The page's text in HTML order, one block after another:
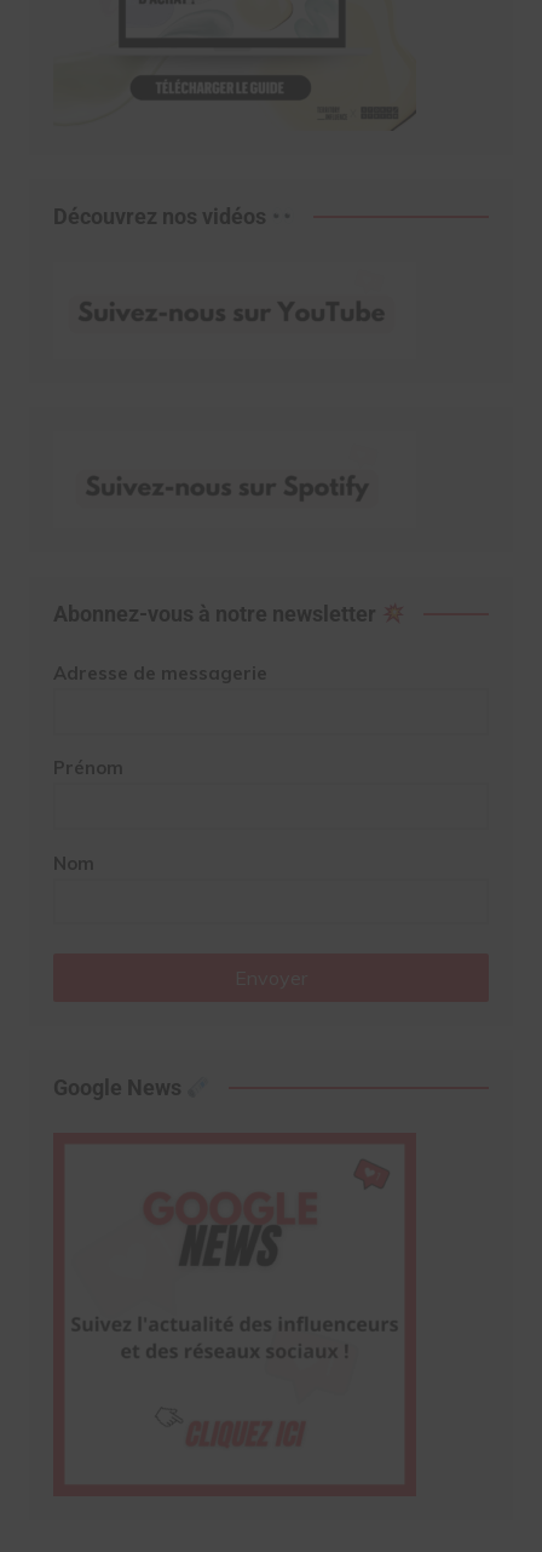
Découvrez nos vidéos
Abonnez-vous à notre newsletter
Adresse de messagerie
Prénom
Nom
Google News